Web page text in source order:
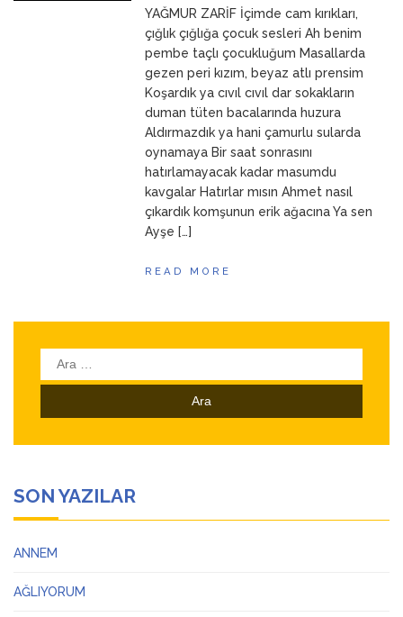
ANNEMYAĞMUR ZARİF İçimde cam kırıkları,
çığlık çığlığa çocuk sesleri Ah benim
pembe taçlı çocukluğum Masallarda
gezen peri kızım, beyaz atlı prensim
Koşardık ya cıvıl cıvıl dar sokakların
duman tüten bacalarında huzura
Aldırmazdık ya hani çamurlu sularda
oynamaya Bir saat sonrasını
hatırlamayacak kadar masumdu
kavgalar Hatırlar mısın Ahmet nasıl
çıkardık komşunun erik ağacına Ya sen
Ayşe […]
READ MORE
Arama:
SON YAZILAR
ANNEM
AĞLIYORUM